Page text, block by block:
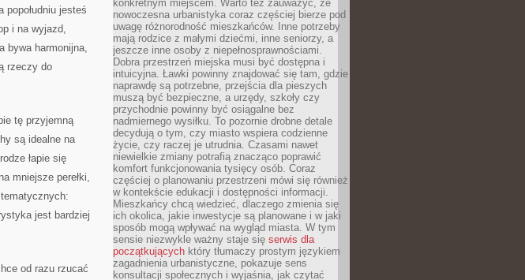
jesteś
i na wyjazd,
bywa harmonijna,
rzeczy do
tę przyjemną
są idealne na
łapie się
mniejsze perełki,
jest bardziej
od razu rzucać
konkretnym miejscem. Warto też zauważyć, że
nowoczesna urbanistyka coraz częściej bierze pod
uwagę różnorodność mieszkańców. Inne potrzeby
mają rodzice z małymi dziećmi, inne seniorzy, a
jeszcze inne osoby z niepełnosprawnościami.
Dobra przestrzeń miejska musi być dostępna i
intuicyjna. Ławki powinny znajdować się tam, gdzie
naprawdę są potrzebne, przejścia dla pieszych
muszą być bezpieczne, a urzędy, szkoły czy
przychodnie powinny być osiągalne bez
nadmiernego wysiłku. To pozornie drobne detale
decydują o tym, czy miasto wspiera codzienne
życie, czy raczej je utrudnia. Czasami nawet
niewielkie zmiany potrafią znacząco poprawić
komfort funkcjonowania tysięcy osób. Coraz
częściej o planowaniu przestrzeni mówi się również
w kontekście edukacji i dostępności informacji.
Mieszkańcy chcą wiedzieć, dlaczego zmienia się
ich okolica, jakie inwestycje są planowane i w jaki
sposób mogą wpływać na wygląd miasta. W tym
sensie niezwykle ważny staje się serwis dla
początkujących który tłumaczy prostym językiem
zagadnienia urbanistyczne, pokazuje sens
konsultacji społecznych i wyjaśnia, jak czytać